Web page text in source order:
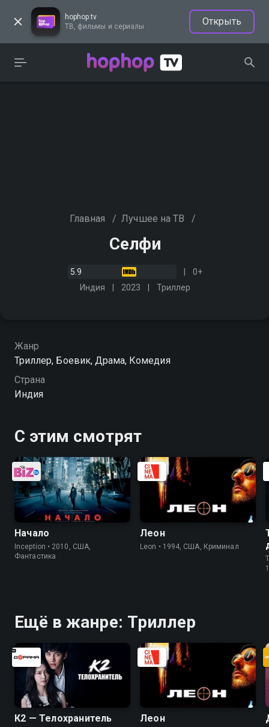
hophop.tv
ТВ, фильмы и сериалы
Открыть
Главная / Лучшее на ТВ /
Селфи
5.9
0+
Индия
2023 Триллер
Жанр
Триллер, Боевик, Драма, Комедия
Страна
Индия
С этим смотрят
Начало
Inception • 2010, США,
Фантастика
Леон
Leon • 1994, США, Криминал
Ещё в жанре: Триллер
К2 — Телохранитель Леон